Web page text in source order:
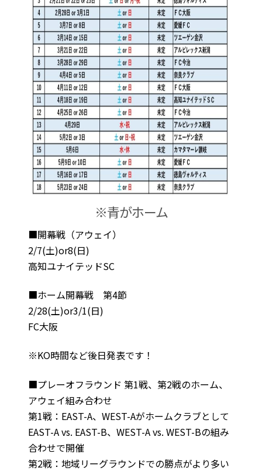
※青がホーム
■開幕戦（アウェイ）
2/7(土)or8(日)
高知ユナイテッドSC
■ホーム開幕戦 第4節
2/28(土)or3/1(日)
FC大阪
※KO時間など後日発表です！
■プレーオフラウンド 第1戦、第2戦のホーム、
アウェイ組み合わせ
第1戦：EAST-A、WEST-Aがホームクラブとして
EAST-A vs. EAST-B、WEST-A vs. WEST-Bの組み
合わせで開催
第2戦：地域リーグラウンドでの勝点がより多い